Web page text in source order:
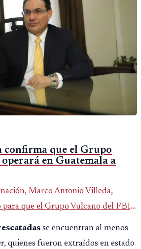
que el Grupo
en Guatemala a
Marco Antonio Villeda,
que el Grupo Vulcano del FBI
partir de julio, tras un intento
anterior del Ministerio
se encuentran al menos
quienes fueron extraídos en estado